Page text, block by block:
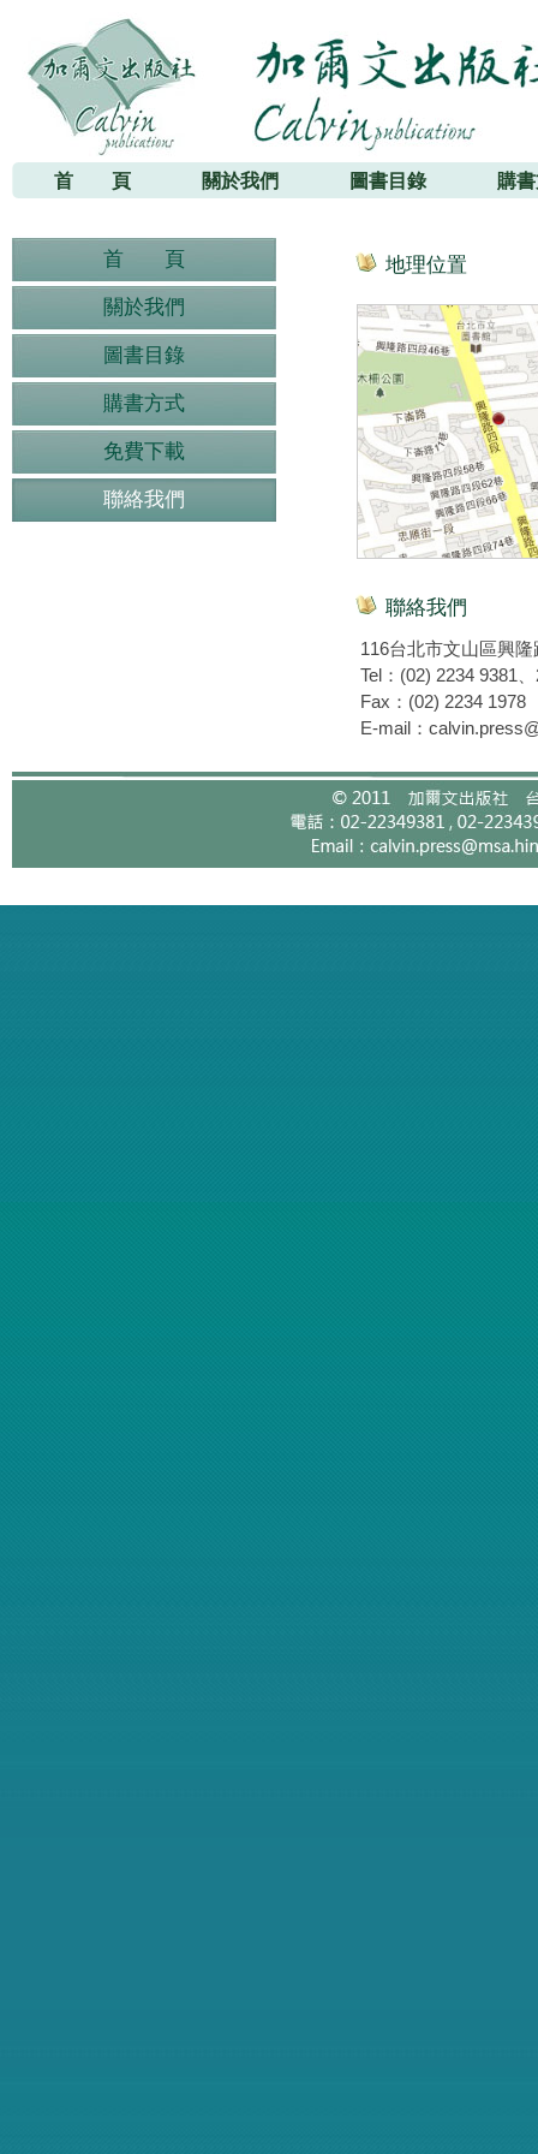
加爾文出版社
首 頁 關於我們 圖書目錄 購
首 頁
關於我們
圖書目錄
購書方式
免費下載
聯絡我們
地理位置
聯絡我們
116台北市文山區興
Tel：(02) 2234 9381
Fax：(02) 2234 1978
E-mail：